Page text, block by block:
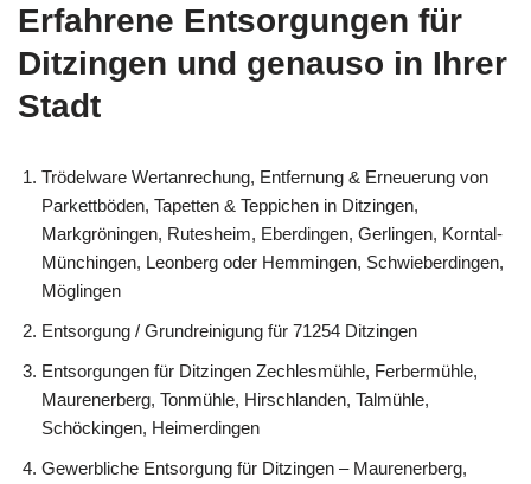
Erfahrene Entsorgungen für
Ditzingen und genauso in Ihrer
Stadt
Trödelware Wertanrechung, Entfernung & Erneuerung von
Parkettböden, Tapetten & Teppichen in Ditzingen,
Markgröningen, Rutesheim, Eberdingen, Gerlingen, Korntal-
Münchingen, Leonberg oder Hemmingen, Schwieberdingen,
Möglingen
Entsorgung / Grundreinigung für 71254 Ditzingen
Entsorgungen für Ditzingen Zechlesmühle, Ferbermühle,
Maurenerberg, Tonmühle, Hirschlanden, Talmühle,
Schöckingen, Heimerdingen
Gewerbliche Entsorgung für Ditzingen – Maurenerberg,